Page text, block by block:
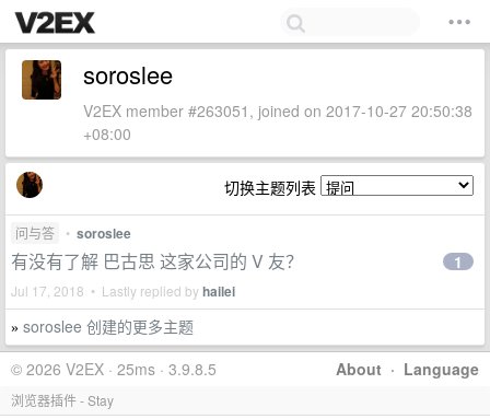
soroslee
V2EX member #263051, joined on 2017-10-27 20:50:38
+08:00
切换主题列表
问与答 • soroslee
有没有了解 巴古思 这家公司的 V 友？
Jul 17, 2018 • Lastly replied byhailei
1
» soroslee 创建的更多主题
About · Language
© 2026 V2EX · 25ms · 3.9.8.5
浏览器插件 - Stay